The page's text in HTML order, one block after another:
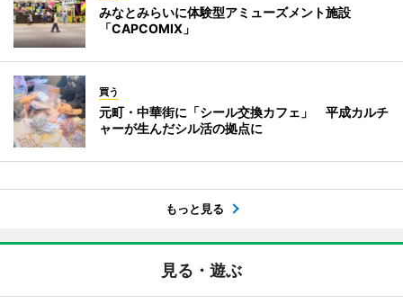
みなとみらいに体験型アミューズメント施設
「CAPCOMIX」
買う
元町・中華街に「シール交換カフェ」 平成カルチ
ャーが生んだシル活の拠点に
もっと見る
見る・遊ぶ